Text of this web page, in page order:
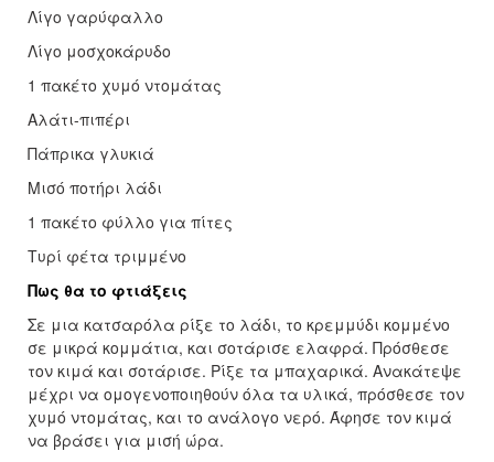
Λίγο γαρύφαλλο
Λίγο μοσχοκάρυδο
1 πακέτο χυμό ντομάτας
Αλάτι-πιπέρι
Πάπρικα γλυκιά
Μισό ποτήρι λάδι
1 πακέτο φύλλο για πίτες
Τυρί φέτα τριμμένο
Πως θα το φτιάξεις
Σε μια κατσαρόλα ρίξε το λάδι, το κρεμμύδι κομμένο
σε μικρά κομμάτια, και σοτάρισε ελαφρά. Πρόσθεσε
τον κιμά και σοτάρισε. Ρίξε τα μπαχαρικά. Ανακάτεψε
μέχρι να ομογενοποιηθούν όλα τα υλικά, πρόσθεσε τον
χυμό ντομάτας, και το ανάλογο νερό. Άφησε τον κιμά
να βράσει για μισή ώρα.